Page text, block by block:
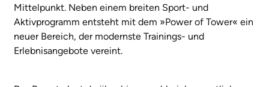
Mittelpunkt. Neben einem breiten Sport- und
Aktivprogramm entsteht mit dem »Power of Tower« ein
neuer Bereich, der modernste Trainings- und
Erlebnisangebote vereint.